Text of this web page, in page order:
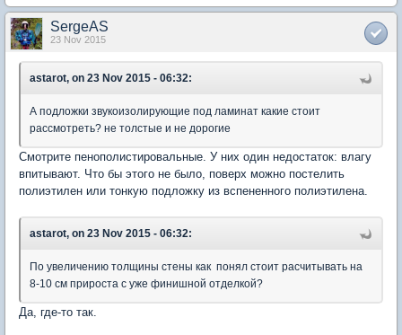
SergeAS
23 Nov 2015
astarot, on 23 Nov 2015 - 06:32:
А подложки звукоизолирующие под ламинат какие стоит
рассмотреть? не толстые и не дорогие
Смотрите пенополистировальные. У них один недостаток: влагу
впитывают. Что бы этого не было, поверх можно постелить
полиэтилен или тонкую подложку из вспененного полиэтилена.
astarot, on 23 Nov 2015 - 06:32:
По увеличению толщины стены как понял стоит расчитывать на
8-10 см прироста с уже финишной отделкой?
Да, где-то так.